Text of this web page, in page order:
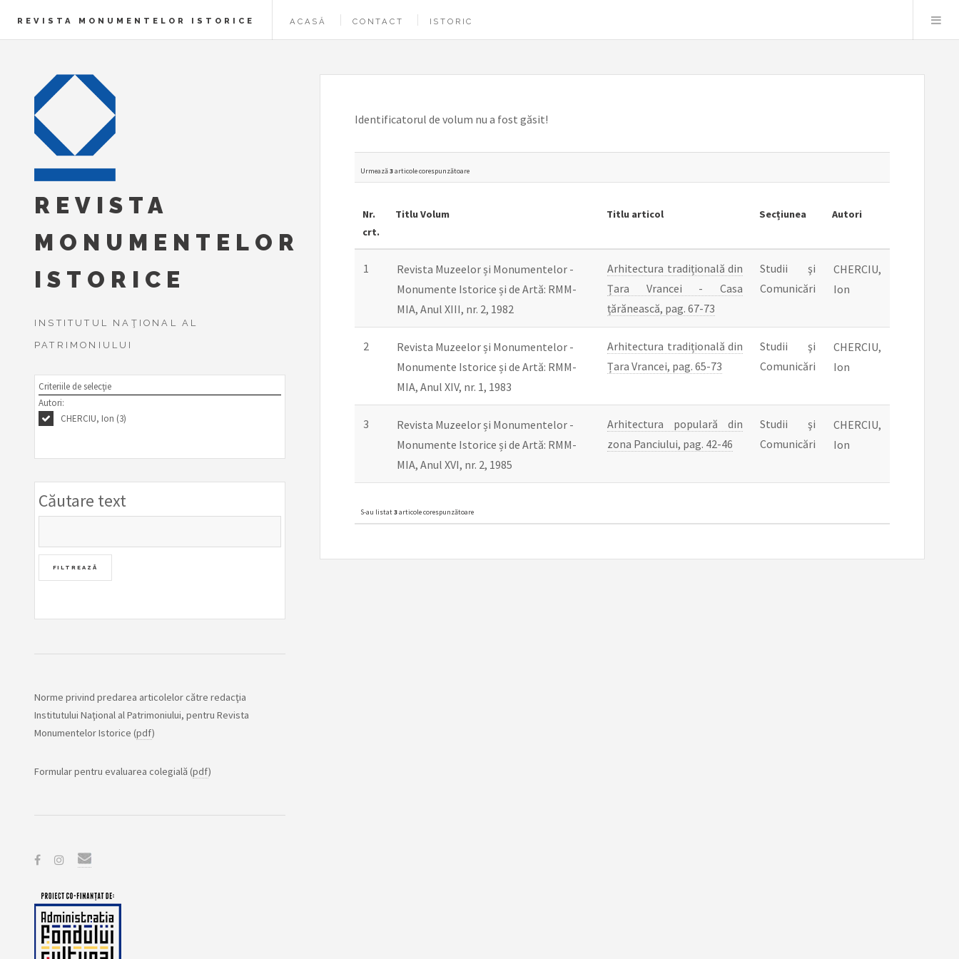
REVISTA MONUMENTELOR ISTORICE ACASĂ CONTACT ISTORIC
Identificatorul de volum nu a fost găsit!
Urmează3articole corespunzătoare
Nr.
crt.
Titlu Volum Titlu articol Secțiunea Autori
1
Revista Muzeelor și Monumentelor -
Monumente Istorice și de Artă: RMM-
MIA, Anul XIII, nr. 2, 1982
Arhitectura tradițională din
Țara Vrancei - Casa
țărănească, pag. 67-73
Studii şi
Comunicări
CHERCIU,
Ion
2
Revista Muzeelor și Monumentelor -
Monumente Istorice și de Artă: RMM-
MIA, Anul XIV, nr. 1, 1983
Arhitectura tradițională din
Țara Vrancei, pag. 65-73
Studii şi
Comunicări
CHERCIU,
Ion
3
Revista Muzeelor și Monumentelor -
Monumente Istorice și de Artă: RMM-
MIA, Anul XVI, nr. 2, 1985
Arhitectura populară din
zona Panciului, pag. 42-46
Studii şi
Comunicări
CHERCIU,
Ion
S-au listat3articole corespunzătoare
REVISTA
MONUMENTELOR
ISTORICE
INSTITUTUL NAŢIONAL AL
PATRIMONIULUI
Criteriile de selecţie
Autori:
CHERCIU, Ion (3)
Căutare text
Norme privind predarea articolelor către redacţia
Institutului Naţional al Patrimoniului, pentru Revista
Monumentelor Istorice (pdf)
Formular pentru evaluarea colegială (pdf)